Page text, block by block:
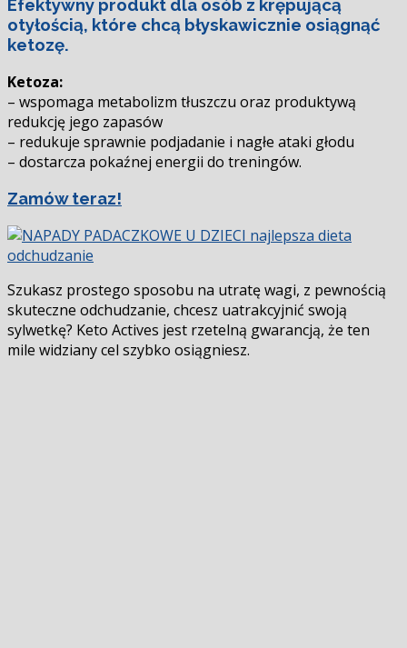
się
Efektywny produkt dla osób z krępującą
otyłością, które chcą błyskawicznie osiągnąć
ketozę.
Ketoza:
– wspomaga metabolizm tłuszczu oraz produktywą
redukcję jego zapasów
– redukuje sprawnie podjadanie i nagłe ataki głodu
– dostarcza pokaźnej energii do treningów.
Zamów teraz!
Szukasz prostego sposobu na utratę wagi, z pewnością
skuteczne odchudzanie, chcesz uatrakcyjnić swoją
sylwetkę? Keto Actives jest rzetelną gwarancją, że ten
mile widziany cel szybko osiągniesz.